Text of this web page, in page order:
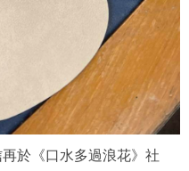
再於《口水多過浪花》社